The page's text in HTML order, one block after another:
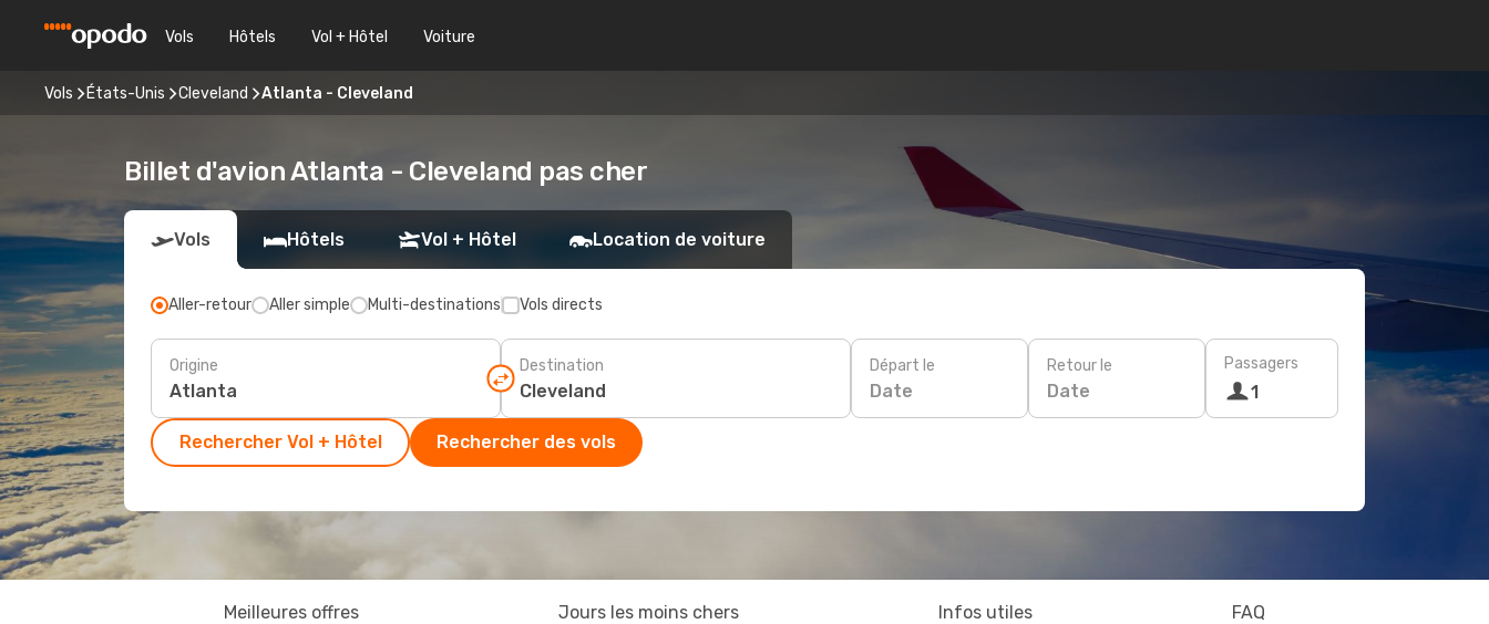
Vols Hôtels Vol + Hôtel Voiture
Vols États-Unis Cleveland Atlanta - Cleveland
Billet d'avion Atlanta - Cleveland pas cher
Vols Hôtels Vol + Hôtel Location de voiture
Aller-retour Aller simple Multi-destinations Vols directs
Origine Destination Départ le
Date
Retour le
Date
Passagers
1
Rechercher Vol + Hôtel Rechercher des vols
Meilleures offres Jours les moins chers Infos utiles FAQ